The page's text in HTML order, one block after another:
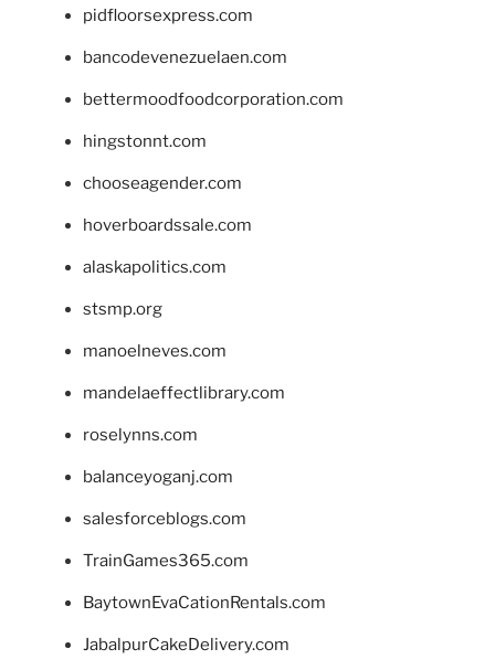
pidfloorsexpress.com
bancodevenezuelaen.com
bettermoodfoodcorporation.com
hingstonnt.com
chooseagender.com
hoverboardssale.com
alaskapolitics.com
stsmp.org
manoelneves.com
mandelaeffectlibrary.com
roselynns.com
balanceyoganj.com
salesforceblogs.com
TrainGames365.com
BaytownEvaCationRentals.com
JabalpurCakeDelivery.com